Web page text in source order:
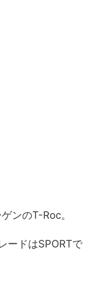
ンのT-Roc。
ードはSPORTで